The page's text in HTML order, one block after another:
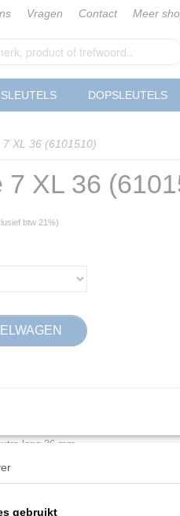
Vragen Contact Meer
SLEUTELS DOPSLEUTELS
7 XL 36 (6101510)
7 XL 36
btw 21%)
7 XL 36
lang 36 mm.
gebruikt